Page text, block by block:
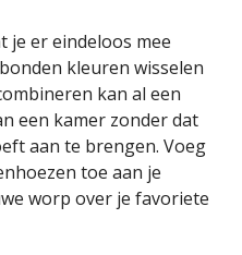
je er eindeloos mee
kleuren wisselen
kan al een
een kamer zonder dat
aan te brengen. Voeg
toe aan je
worp over je favoriete